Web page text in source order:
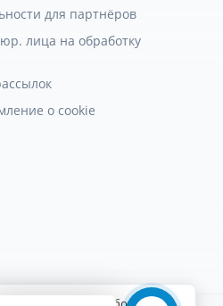
для партнёров
лица на обработку
о cookie